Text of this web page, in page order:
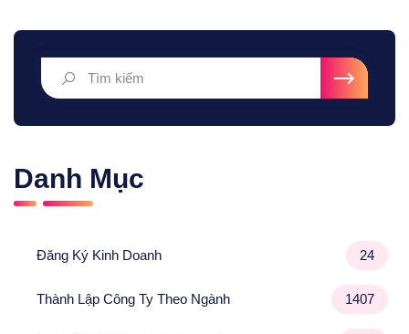
Danh Mục
Đăng Ký Kinh Doanh 24
Thành Lập Công Ty Theo Ngành 1407